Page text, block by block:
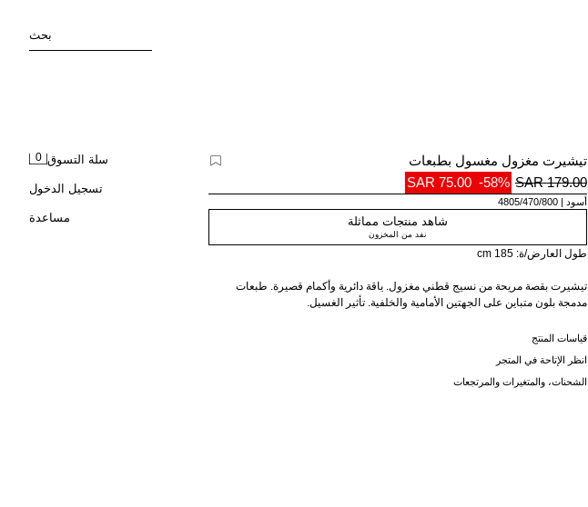
بحث
سلة التسوق 0
تسجيل الدخول
مساعدة
تيشيرت مغزول مغسول بطبعات
179.00 SAR
-58%
75.00 SAR
أسود 4805/470/800
شاهد منتجات مماثلة
نفد من المخزون
طول العارض/ة: 185 cm
تيشيرت بقصة مريحة من نسيج قطني مغزول. ياقة دائرية وأكمام قصيرة. طبعات
مدمجة بلون متباين على الجهتين الأمامية والخلفية. تأثير الغسيل.
يتميز هذا المنتج بمظهر فريد بفضل عملية الغسيل الخاصة به. ولهذا السبب، قد يختلف
قياسات المنتج
انظر الإتاحة في المتجر
الشحنات، والمتغيرات والمرتجعات